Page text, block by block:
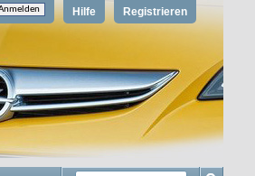
Registrieren
Hilfe